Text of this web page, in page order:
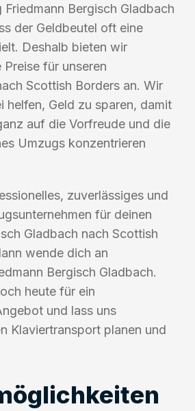
Bergisch Gladbach
der Geldbeutel oft eine
Deshalb bieten wir
für unseren
Scottish Borders an. Wir
helfen, Geld zu sparen, damit
auf die Vorfreude und die
Umzugs konzentrieren
zuverlässiges und
für deinen
Gladbach nach Scottish
wende dich an
Bergisch Gladbach.
heute für ein
und lass uns
Klaviertransport planen und